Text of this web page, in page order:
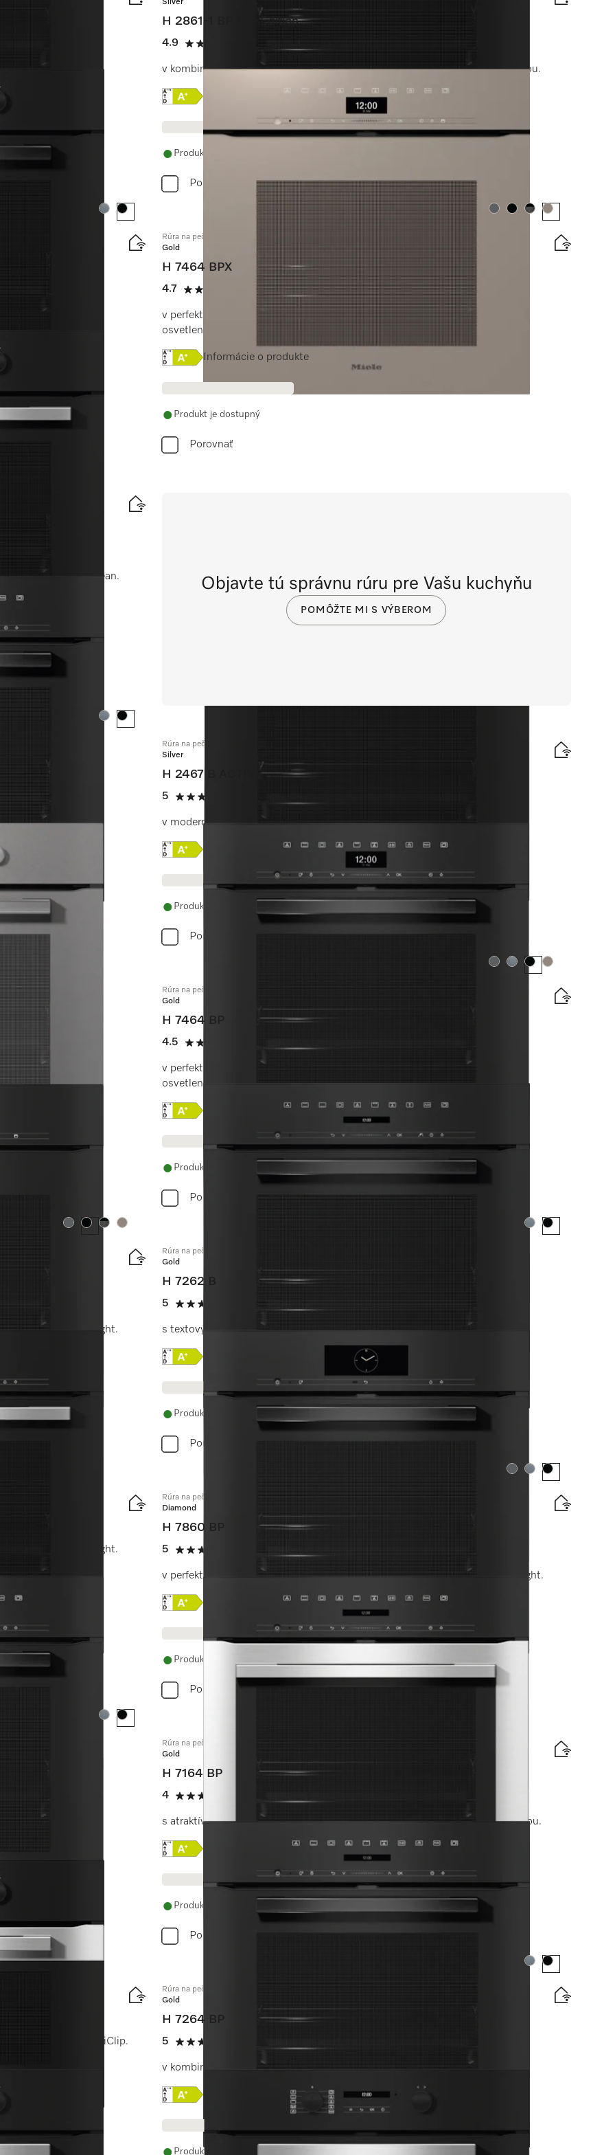
cenu.
Silver
H 2861-1 BP 125 Edition
4.9
4.9 / 5
v kombinovateľnom dizajne s funkciou AirFry, sieťovým pripojením a pyrolýzou.
Online Label Flag, Energetický štítok
Informácie o produkte
Produkt je dostupný
Porovnať
Farba:Farba:
a
Farba:Farba:Farba:Farba:
Rúra na pečenie bez rukoväti
Gold
H 7464 BPX
4.7
4.7 / 5
(3 recenzie)
v perfektne kombinovateľnom dizajne s pokrmovým teplomerom a LED
osvetlením.
Online Label Flag, Energetický štítok
Informácie o produkte
Produkt je dostupný
Porovnať
a PerfectClean.
Farba:Farba:
Rúra na pečenie
Silver
H 2467 B ACTIVE
5
5 / 5
v modernom dizajne so zosietením, PerfectClean a plnovýsuvom FlexiClip.
Online Label Flag, Energetický štítok
Informácie o produkte
Produkt je dostupný
Porovnať
zdarma.
Farba:Farba:Farba:Farba:
Rúra na pečenie
Gold
H 7464 BP
4.5
4.5 / 5
v perfektne kombinovateľnom dizajne s pokrmovým teplomerom a LED
osvetlením.
Online Label Flag, Energetický štítok
Informácie o produkte
Produkt je dostupný
Porovnať
Farba:Farba:Farba:Farba:
a BrillantLight.
Farba:Farba:
Rúra na pečenie
Gold
H 7262 B
5
5 / 5
s textovým displejom, pokrmovým teplomerom a PerfectClean
Online Label Flag, Energetický štítok
Produkt je dostupný
Porovnať
a BrillantLight.
Farba:Farba:Farba:
Rúra na pečenie
Diamond
H 7860 BP
5
5 / 5
v perfektne kombinovateľnom dizajne s pokrmovým teplomerom a BrillantLight.
Online Label Flag, Energetický štítok
Informácie o produkte
Produkt je dostupný
Porovnať
Farba:Farba:
a PerfectClean.
Rúra na pečenie
Gold
H 7164 BP
4
4 / 5
s atraktívnym dizajnom v nerez. prevedení so sieťovým prepojením a pyrolýzou.
Online Label Flag, Energetický štítok
Informácie o produkte
Produkt je dostupný
Porovnať
a plnovýsuvom FlexiClip.
Farba:Farba:
Rúra na pečenie
Gold
H 7264 BP
5
5 / 5
v kombinovateľnom dizajne s displejom, sieťovým prepojením a pyrolýzou.
Online Label Flag, Energetický štítok
Informácie o produkte
Produkt je dostupný
Objavte tú správnu rúru pre Vašu kuchyňu
POMÔŽTE MI S VÝBEROM